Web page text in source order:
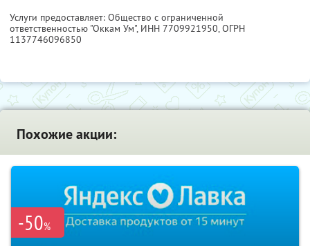
Услуги предоставляет: Общество с ограниченной
ответственностью "Оккам Ум", ИНН 7709921950, ОГРН
1137746096850
Похожие акции:
-50%